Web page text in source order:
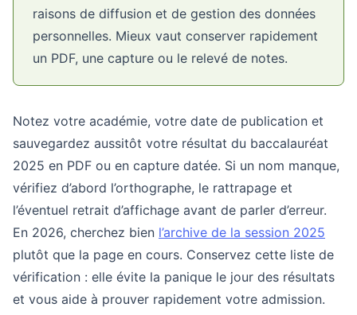
raisons de diffusion et de gestion des données
personnelles. Mieux vaut conserver rapidement
un PDF, une capture ou le relevé de notes.
Notez votre académie, votre date de publication et
sauvegardez aussitôt votre résultat du baccalauréat
2025 en PDF ou en capture datée. Si un nom manque,
vérifiez d’abord l’orthographe, le rattrapage et
l’éventuel retrait d’affichage avant de parler d’erreur.
En 2026, cherchez bien l’archive de la session 2025
plutôt que la page en cours. Conservez cette liste de
vérification : elle évite la panique le jour des résultats
et vous aide à prouver rapidement votre admission.